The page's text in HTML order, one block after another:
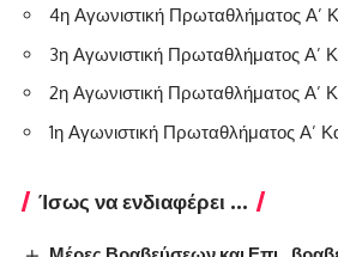
4η Αγωνιστική Πρωταθλήματος Α’
3η Αγωνιστική Πρωταθλήματος Α’
2η Αγωνιστική Πρωταθλήματος Α’
1η Αγωνιστική Πρωταθλήματος Α’
Ίσως να ενδιαφέρει ...